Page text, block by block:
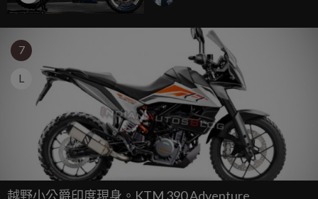
7
L
越野小公爵印度現身。KTM 390 Adventure